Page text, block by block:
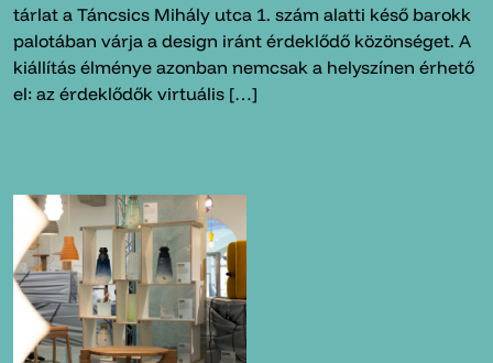
tárlat a Táncsics Mihály utca 1. szám alatti késő barokk
palotában várja a design iránt érdeklődő közönséget. A
kiállítás élménye azonban nemcsak a helyszínen érhető
el: az érdeklődők virtuális […]